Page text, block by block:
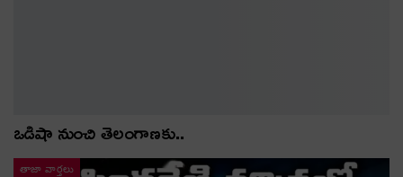
ఒడిషా నుంచి తెలంగాణ‌కు..
తాజా వార్తలు